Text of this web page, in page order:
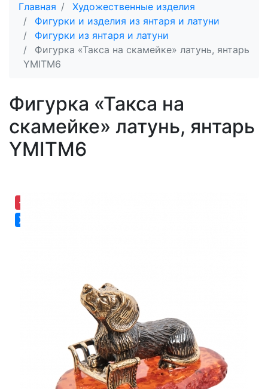
Главная
Художественные изделия
Фигурки и изделия из янтаря и латуни
Фигурки из янтаря и латуни
Фигурка «Такса на скамейке» латунь, янтарь
YMITM6
Фигурка «Такса на
скамейке» латунь, янтарь
YMITM6
-30,60%
Хит